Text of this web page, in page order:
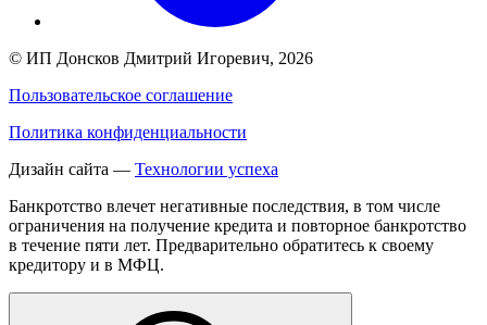
© ИП Донсков Дмитрий Игоревич, 2026
Пользовательское соглашение
Политика конфиденциальности
Дизайн сайта — Технологии успеха
Банкротство влечет негативные последствия, в том числе
ограничения на получение кредита и повторное банкротство
в течение пяти лет. Предварительно обратитесь к своему
кредитору и в МФЦ.